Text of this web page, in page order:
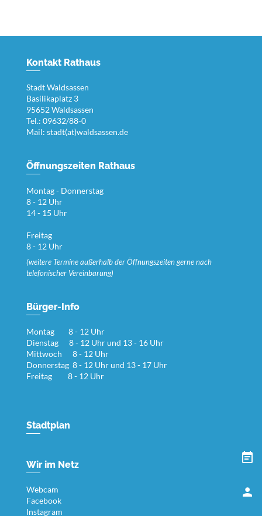
Kontakt Rathaus
Stadt Waldsassen
Basilikaplatz 3
95652 Waldsassen
Tel.: 09632/88-0
Mail: stadt(at)waldsassen.de
Öffnungszeiten Rathaus
Montag - Donnerstag
8 - 12 Uhr
14 - 15 Uhr
Freitag
8 - 12 Uhr
(weitere Termine außerhalb der Öffnungszeiten gerne nach
telefonischer Vereinbarung)
Bürger-Info
Montag 8 - 12 Uhr
Dienstag 8 - 12 Uhr und 13 - 16 Uhr
Mittwoch 8 - 12 Uhr
Donnerstag 8 - 12 Uhr und 13 - 17 Uhr
Freitag 8 - 12 Uhr
Stadtplan
Wir im Netz
Webcam
Facebook
Instagram